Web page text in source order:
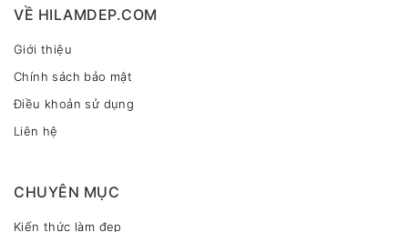
VỀ HILAMDEP.COM
Giới thiệu
Chính sách bảo mật
Điều khoản sử dụng
Liên hệ
CHUYÊN MỤC
Kiến thức làm đẹp